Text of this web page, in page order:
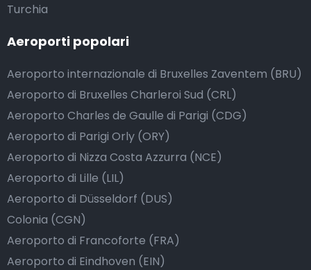
Turchia
Aeroporti popolari
Aeroporto internazionale di Bruxelles Zaventem (BRU)
Aeroporto di Bruxelles Charleroi Sud (CRL)
Aeroporto Charles de Gaulle di Parigi (CDG)
Aeroporto di Parigi Orly (ORY)
Aeroporto di Nizza Costa Azzurra (NCE)
Aeroporto di Lille (LIL)
Aeroporto di Düsseldorf (DUS)
Colonia (CGN)
Aeroporto di Francoforte (FRA)
Aeroporto di Eindhoven (EIN)